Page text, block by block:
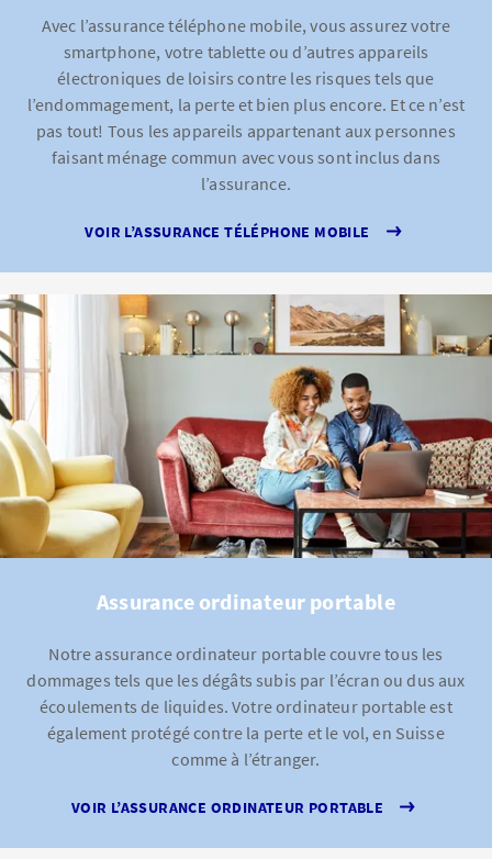
Avec l’assurance téléphone mobile, vous assurez votre
smartphone, votre tablette ou d’autres appareils
électroniques de loisirs contre les risques tels que
l’endommagement, la perte et bien plus encore. Et ce n’est
pas tout! Tous les appareils appartenant aux personnes
faisant ménage commun avec vous sont inclus dans
l’assurance.
VOIR L’ASSURANCE TÉLÉPHONE MOBILE
Assurance ordinateur portable
Notre assurance ordinateur portable couvre tous les
dommages tels que les dégâts subis par l’écran ou dus aux
écoulements de liquides. Votre ordinateur portable est
également protégé contre la perte et le vol, en Suisse
comme à l’étranger.
VOIR L’ASSURANCE ORDINATEUR PORTABLE